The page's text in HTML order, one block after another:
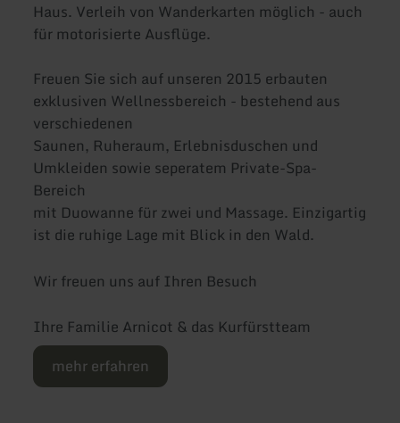
Haus. Verleih von Wanderkarten möglich - auch
für motorisierte Ausflüge.
Freuen Sie sich auf unseren 2015 erbauten
exklusiven Wellnessbereich - bestehend aus
verschiedenen
Saunen, Ruheraum, Erlebnisduschen und
Umkleiden sowie seperatem Private-Spa-
Bereich
mit Duowanne für zwei und Massage. Einzigartig
ist die ruhige Lage mit Blick in den Wald.
Wir freuen uns auf Ihren Besuch
Ihre Familie Arnicot & das Kurfürstteam
mehr erfahren